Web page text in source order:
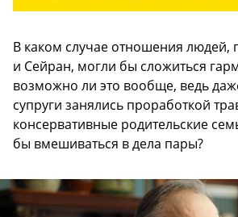
В каком случае отношения людей,
и Сейран, могли бы сложиться
возможно ли это вообще, ведь
супруги занялись проработкой
консервативные родительские
бы вмешиваться в дела пары?